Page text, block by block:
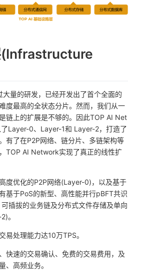
(Infrastructure
量的研发，已经开发出了首个全面的
度最高的全状态分片。然而，我们从一
链上的扩展是不够的。因此TOP AI Net
Layer-0、Layer-1和 Layer-2，打造了
有了在P2P网络、链分片、多链架构等
TOP AI Network实现了真正的线性扩
度优化的P2P网络(Layer-0)，以及基于
基于PoS的新型、高性能并行pBFT共识
插拔的业务链及分布式文件存储及单向
。
易处理能力达10万TPS。
快速的交易确认、免费的交易费用，及
、高频业务。